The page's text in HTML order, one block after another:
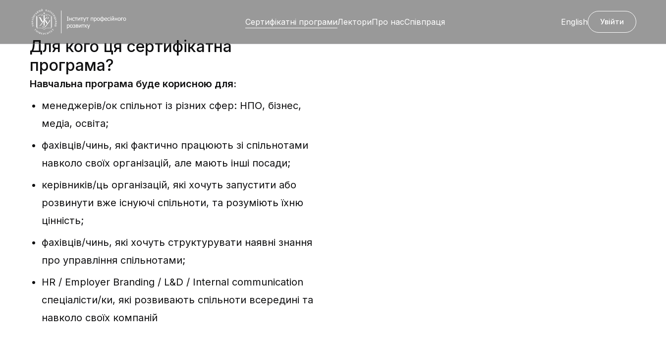
Сертифікатні програмиЛекториПро насСпівпраця English Увійти
Назад
Для кого ця сертифікатна
програма?
Навчальна програма буде корисною для:
менеджерів/ок спільнот із різних сфер: НПО, бізнес,
медіа, освіта;
фахівців/чинь, які фактично працюють зі спільнотами
навколо своїх організацій, але мають інші посади;
керівників/ць організацій, які хочуть запустити або
розвинути вже існуючі спільноти, та розуміють їхню
цінність;
фахівців/чинь, які хочуть структурувати наявні знання
про управління спільнотами;
HR / Employer Branding / L&D / Internal communication
спеціалісти/ки, які розвивають спільноти всередині та
навколо своїх компаній